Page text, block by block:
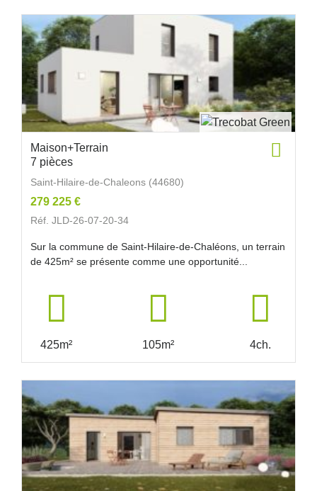
Maison+Terrain
7 pièces
Saint-Hilaire-de-Chaleons (44680)
279 225 €
Réf. JLD-26-07-20-34
Sur la commune de Saint-Hilaire-de-Chaléons, un terrain
de 425m² se présente comme une opportunité...
425m² 105m² 4ch.